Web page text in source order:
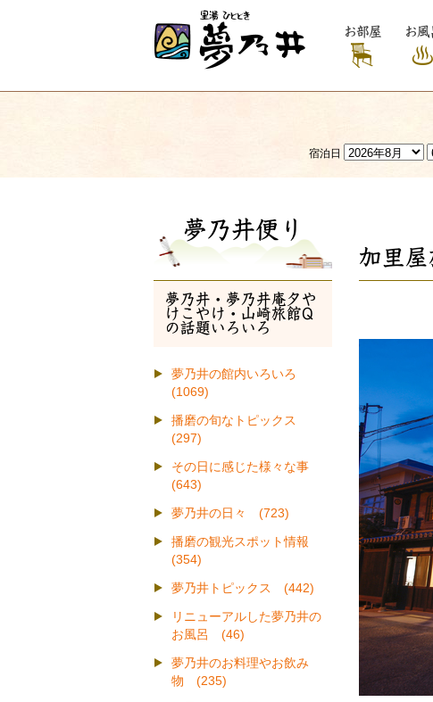
お部屋 お風
宿泊日
夢乃井便り
加里
夢乃井・夢乃井庵夕や
けこやけ・山崎旅館Q
の話題いろいろ
夢乃井の館内いろいろ
(1069)
播磨の旬なトピックス
(297)
その日に感じた様々な事
(643)
夢乃井の日々 (723)
播磨の観光スポット情報
(354)
夢乃井トピックス (442)
リニューアルした夢乃井の
お風呂 (46)
夢乃井のお料理やお飲み
物 (235)